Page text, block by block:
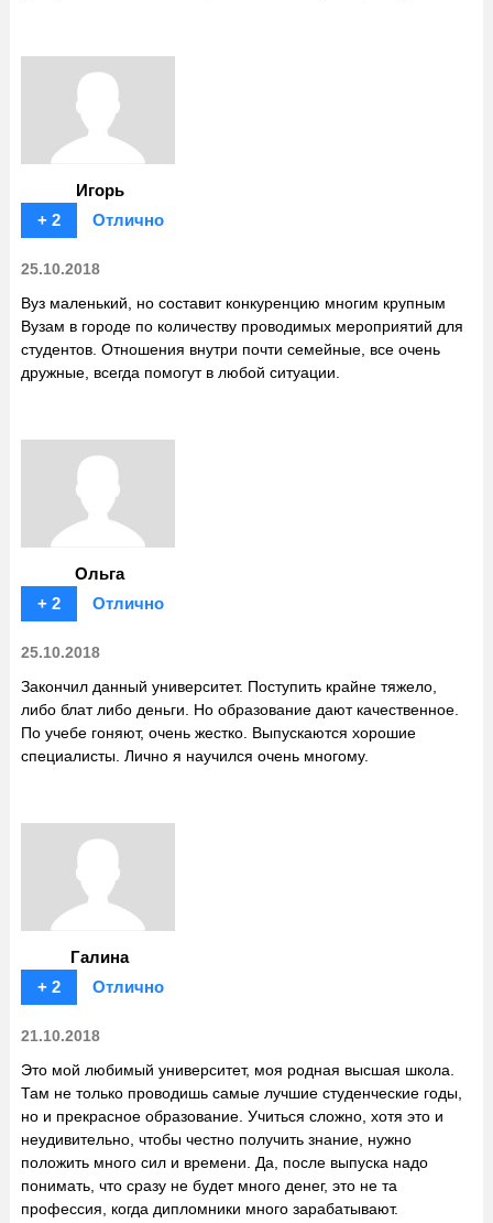
Игорь
+ 2
Отлично
25.10.2018
Вуз маленький, но составит конкуренцию многим крупным
Вузам в городе по количеству проводимых мероприятий для
студентов. Отношения внутри почти семейные, все очень
дружные, всегда помогут в любой ситуации.
Ольга
+ 2
Отлично
25.10.2018
Закончил данный университет. Поступить крайне тяжело,
либо блат либо деньги. Но образование дают качественное.
По учебе гоняют, очень жестко. Выпускаются хорошие
специалисты. Лично я научился очень многому.
Галина
+ 2
Отлично
21.10.2018
Это мой любимый университет, моя родная высшая школа.
Там не только проводишь самые лучшие студенческие годы,
но и прекрасное образование. Учиться сложно, хотя это и
неудивительно, чтобы честно получить знание, нужно
положить много сил и времени. Да, после выпуска надо
понимать, что сразу не будет много денег, это не та
профессия, когда дипломники много зарабатывают.